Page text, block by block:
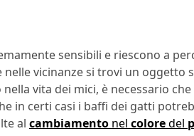
sensibili e riescono a
vicinanze si trovi un oggetto
vita dei mici, è necessario
in certi casi i baffi dei gatti
al cambiamento nel coloredel